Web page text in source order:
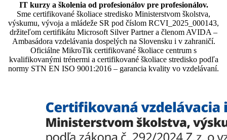
IT kurzy a školenia od profesionálov pre profesionálov.
Sme certifikované školiace stredisko Ministerstvom školstva,
výskumu, vývoja a mládeže SR pod číslom RCVI_2025_000143,
držiteľom certifikátu Microsoft Silver Partner a členom AVIDA –
Ambasádora vzdelávania dospelých na Slovensku i v zahraničí.​​​​​​​​​​​​​​​​
Oficiálne MikroTik certifikované školiace centrum s
kvalifikovanými trénermi ​​​​​​​​​​a certifikované školiace stredisko podľa
normy STN EN ISO 9001:2016 – garancia kvality vo vzdelávaní.